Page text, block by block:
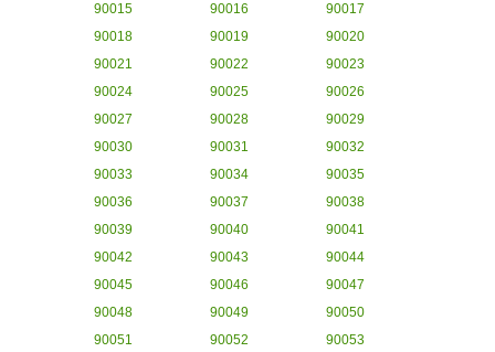
90015
90016
90017
90018
90019
90020
90021
90022
90023
90024
90025
90026
90027
90028
90029
90030
90031
90032
90033
90034
90035
90036
90037
90038
90039
90040
90041
90042
90043
90044
90045
90046
90047
90048
90049
90050
90051
90052
90053